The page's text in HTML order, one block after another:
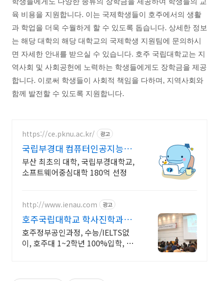
육 비용을 지원합니다. 이는 국제학생들이 호주에서의 생활
과 학업을 더욱 수월하게 할 수 있도록 돕습니다. 상세한 정보
는 해당 대학의 해당 대학교의 국제학생 지원팀에 문의하시
면 자세한 안내를 받으실 수 있습니다. 호주 국립대학교는 지
역사회 및 사회공헌에 노력하는 학생들에게도 장학금을 제공
합니다. 이로써 학생들이 사회적 책임을 다하며, 지역사회와
함께 발전할 수 있도록 지원합니다.
https://ce.pknu.ac.kr/ 광고
국립부경대 컴퓨터인공지능학
부
부산 최초의 대학, 국립부경대학교,
소프트웨어중심대학 180억 선정
http://www.ienau.com 광고
호주국립대학교 학사진학과정
해외대학과정1위 /국내과정
호주정부공인과정, 수능/IELTS없
이, 호주대 1~2학년 100%입학, 장